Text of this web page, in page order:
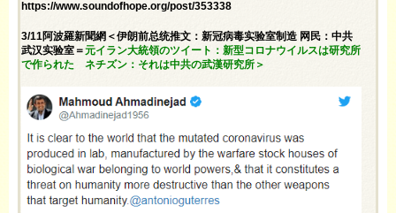
https://www.soundofhope.org/post/353338
3/11阿波羅新聞網＜伊朗前总统推文：新冠病毒实验室制造 网民：中共
武汉实验室＝元イラン大統領のツイート：新型コロナウイルスは研究所
で作られた ネチズン：それは中共の武漢研究所＞